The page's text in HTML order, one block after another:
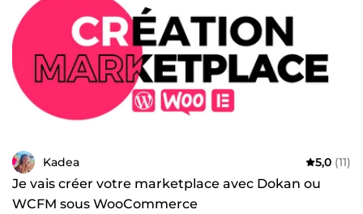
Kadea 5,0 (11)
Je vais créer votre marketplace avec Dokan ou
WCFM sous WooCommerce